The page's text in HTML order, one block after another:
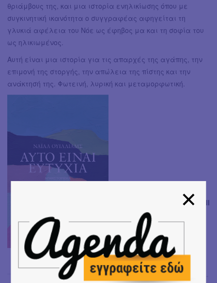
θριάμβους της, και μια ιστορία ενηλικίωσης όπου με
συγκινητική ικανότητα ο συγγραφέας αφηγείται τη
γλυκιά αφέλεια του Νόε ως έφηβος μα και τη σοφία του
ως ηλικιωμένος.
Αυτή είναι μια ιστορία για τις απαρχές της αγάπης, την
επιμονή της στοργής, την απώλεια της πίστης και την
ανάκτησή της. Φωτεινή, λυρική και μεταμορφωτική.
Συγγραφέας: Williams Niall
Μτφρ. Κίκα
Κραμβουσάνου
Εκδόσεις: Δώμα, 2021
Τζένη Δρούγκα